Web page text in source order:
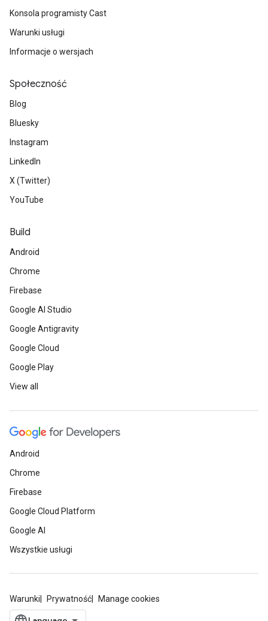
Konsola programisty Cast
Warunki usługi
Informacje o wersjach
Społeczność
Blog
Bluesky
Instagram
LinkedIn
X (Twitter)
YouTube
Build
Android
Chrome
Firebase
Google AI Studio
Google Antigravity
Google Cloud
Google Play
View all
Android
Chrome
Firebase
Google Cloud Platform
Google AI
Wszystkie usługi
Warunki Prywatność Manage cookies